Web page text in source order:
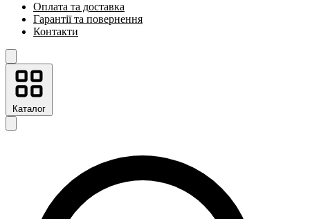
Оплата та доставка
Гарантії та повернення
Контакти
Каталог